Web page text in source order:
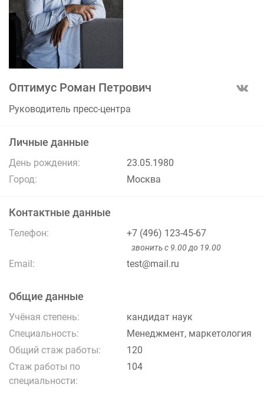
Оптимус Роман Петрович
Руководитель пресс-центра
Личные данные
День рождения:
23.05.1980
Город:
Москва
Контактные данные
Телефон: +7 (496) 123-45-67
звонить с 9.00 до 19.00
Email: test@mail.ru
Общие данные
Учёная степень:
кандидат наук
Специальность:
Менеджмент, маркетология
Общий стаж работы:
120
Стаж работы по
специальности:
104